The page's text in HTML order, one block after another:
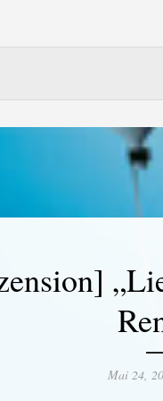
Posted
Mai 24,